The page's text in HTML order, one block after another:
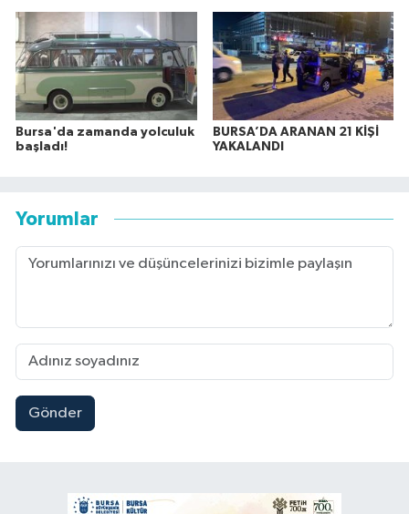
Bursa'da zamanda yolculuk
başladı!
BURSA’DA ARANAN 21 KİŞİ
YAKALANDI
Yorumlar
Gönder